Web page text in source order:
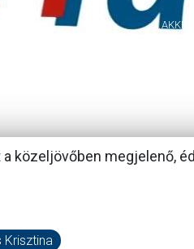
közeljövőben megjelenő,
Krisztina